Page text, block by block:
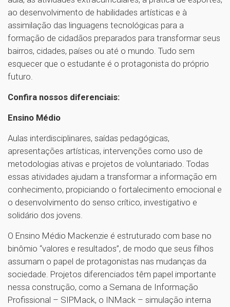
ao desenvolvimento de habilidades artísticas e à
assimilação das linguagens tecnológicas para a
formação de cidadãos preparados para transformar seus
bairros, cidades, países ou até o mundo. Tudo sem
esquecer que o estudante é o protagonista do próprio
futuro.
Confira nossos diferenciais:
Ensino Médio
Aulas interdisciplinares, saídas pedagógicas,
apresentações artísticas, intervenções como uso de
metodologias ativas e projetos de voluntariado. Todas
essas atividades ajudam a transformar a informação em
conhecimento, propiciando o fortalecimento emocional e
o desenvolvimento do senso crítico, investigativo e
solidário dos jovens.
O Ensino Médio Mackenzie é estruturado com base no
binômio “valores e resultados”, de modo que seus filhos
assumam o papel de protagonistas nas mudanças da
sociedade. Projetos diferenciados têm papel importante
nessa construção, como a Semana de Informação
Profissional – SIPMack, o INMack – simulação interna